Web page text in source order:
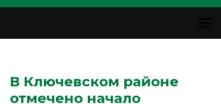
В Ключевском районе
отмечено начало